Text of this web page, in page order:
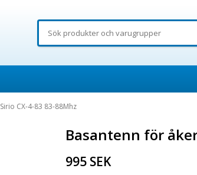
Sirio CX-4-83 83-88Mhz
Basantenn för
995 SEK